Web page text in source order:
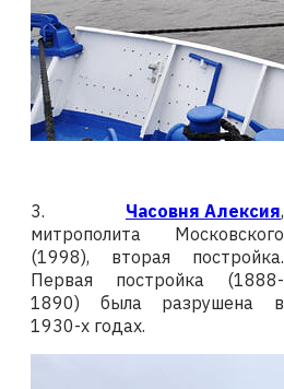
3. Часовня Алексия,
митрополита Московского
(1998), вторая постройка.
Первая постройка (1888-
1890) была разрушена в
1930-х годах.